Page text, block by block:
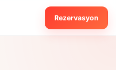
Rezervasyon
✕